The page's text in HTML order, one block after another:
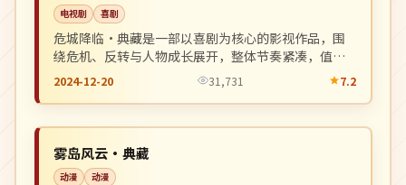
电视剧 喜剧
危城降临·典藏是一部以喜剧为核心的影视作品，围
绕危机、反转与人物成长展开，整体节奏紧凑，值得
推荐观看。
2024-12-20 31,731 7.2
中国
雾岛风云·典藏
动漫 动漫